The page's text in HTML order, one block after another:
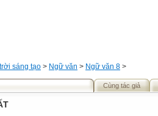
sáng tạo > Ngữ văn > Ngữ văn 8 >
Cùng tác giả